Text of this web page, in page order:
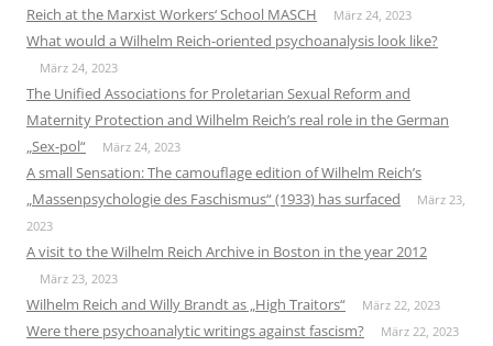
Reich at the Marxist Workers‘ School MASCH März 24, 2023
What would a Wilhelm Reich-oriented psychoanalysis look like?
März 24, 2023
The Unified Associations for Proletarian Sexual Reform and
Maternity Protection and Wilhelm Reich’s real role in the German
„Sex-pol“
März 24, 2023
A small Sensation: The camouflage edition of Wilhelm Reich’s
„Massenpsychologie des Faschismus“ (1933) has surfaced
März 23,
2023
A visit to the Wilhelm Reich Archive in Boston in the year 2012
März 23, 2023
Wilhelm Reich and Willy Brandt as „High Traitors“ März 22, 2023
Were there psychoanalytic writings against fascism? März 22, 2023